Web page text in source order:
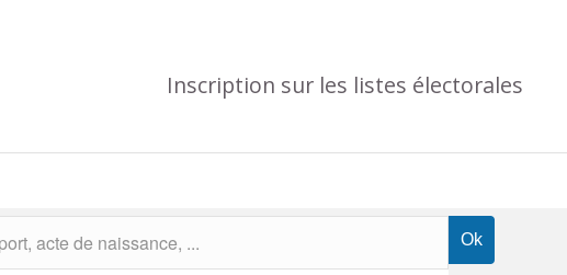
Inscription sur les listes électorales